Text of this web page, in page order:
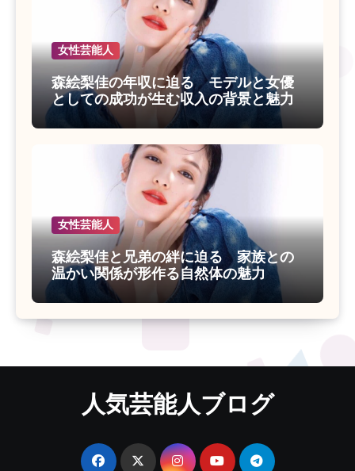
女性芸能人
森絵梨佳の年収に迫る モデルと女優
としての成功が生む収入の背景と魅力
女性芸能人
森絵梨佳と兄弟の絆に迫る 家族との
温かい関係が形作る自然体の魅力
人気芸能人ブログ